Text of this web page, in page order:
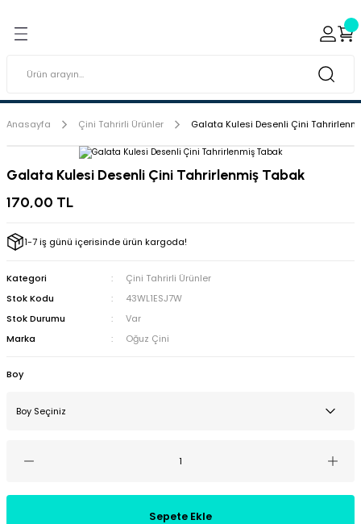
Porselen Boyaları (Toz
Kabartma Boyaları
Tabaklar
Anasayfa Çini Tahrirli Ürünler Galata Kulesi Desenli Çini
Galata Kulesi Desenli Çini Tahrirlenmiş Tabak
170,00 TL
1-7 iş günü içerisinde ürün kargoda!
Kategori
Çini Tahrirli Ürünler
Stok Kodu
43WL1ESJ7W
Stok Durumu
Var
Marka
Oğuz Çini
Boy
Sepete Ekle